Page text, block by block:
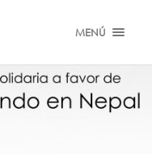
MENÚ